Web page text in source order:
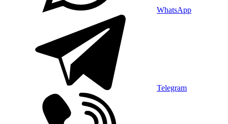
WhatsApp
Telegram